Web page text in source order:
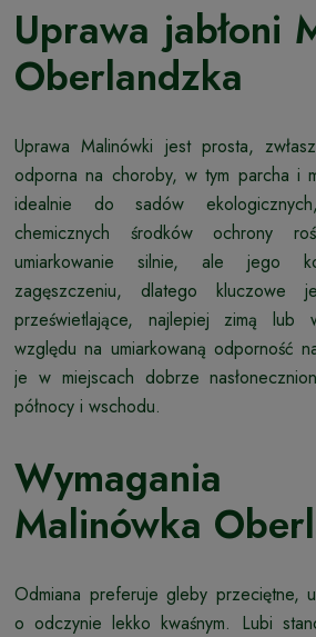
Uprawa jabłoni
Oberlandzka
Uprawa Malinówki jest prosta,
odporna na choroby, w tym parcha i
idealnie do sadów
chemicznych środków ochrony
umiarkowanie silnie, ale jego
zagęszczeniu, dlatego kluczowe
prześwietlające, najlepiej zimą lub
względu na umiarkowaną odporność
je w miejscach dobrze
północy i wschodu.
Wymagania
Malinówka
Odmiana preferuje gleby przeciętne,
o odczynie lekko kwaśnym. Lubi